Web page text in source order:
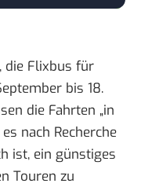
die Flixbus für
bis 18.
die Fahrten „in
nach Recherche
ist, ein günstiges
Touren zu